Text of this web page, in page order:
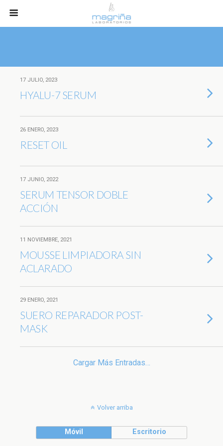
17 JULIO, 2023
HYALU-7 SERUM
26 ENERO, 2023
RESET OIL
17 JUNIO, 2022
SERUM TENSOR DOBLE
ACCIÓN
11 NOVIEMBRE, 2021
MOUSSE LIMPIADORA SIN
ACLARADO
29 ENERO, 2021
SUERO REPARADOR POST-
MASK
Cargar Más Entradas…
Volver arriba
Móvil Escritorio